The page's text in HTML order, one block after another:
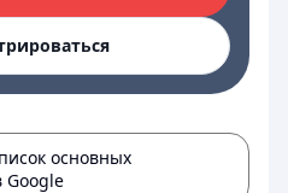
основных
Google